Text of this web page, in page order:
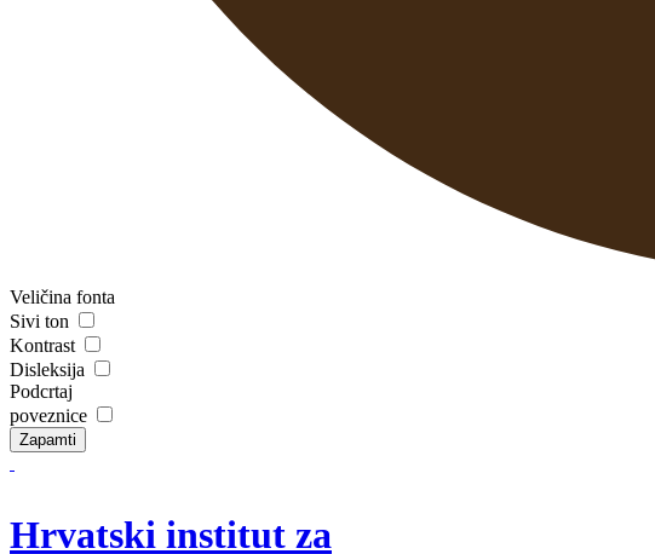
Veličina fonta
Sivi ton
Kontrast
Disleksija
Podcrtaj
poveznice
Zapamti
Hrvatski institut za